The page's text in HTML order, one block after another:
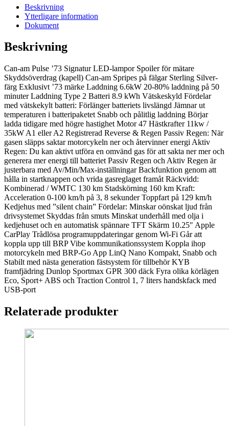
Beskrivning
Ytterligare information
Dokument
Beskrivning
Can-am Pulse ’73 Signatur LED-lampor Spoiler för mätare
Skyddsöverdrag (kapell) Can-am Spripes på fälgar Sterling Silver-
färg Exklusivt ’73 märke Laddning 6.6kW 20-80% laddning på 50
minuter Laddning Type 2 Batteri 8.9 kWh Vätskeskyld Fördelar
med vätskekylt batteri: Förlänger batteriets livslängd Jämnar ut
temperaturen i batteripaketet Snabb och pålitlig laddning Börjar
ladda tidigare med högre hastighet Motor 47 Hästkrafter 11kw /
35kW A1 eller A2 Registrerad Reverse & Regen Passiv Regen: När
gasen släpps saktar motorcykeln ner och återvinner energi Aktiv
Regen: Du kan aktivt utföra en omvänd gas för att sakta ner mer och
generera mer energi till batteriet Passiv Regen och Aktiv Regen är
justerbara med Av/Min/Max-inställningar Backfunktion genom att
hålla in startknappen och vrida gasreglaget framåt Räckvidd:
Kombinerad / WMTC 130 km Stadskörning 160 km Kraft:
Acceleration 0-100 km/h på 3, 8 sekunder Toppfart på 129 km/h
Kedjehus med ”silent chain” Fördelar: Minskar oönskat ljud från
drivsystemet Skyddas från smuts Minskat underhåll med olja i
kedjehuset och en automatisk spännare TFT Skärm 10.25″ Apple
CarPlay Trådlösa programuppdateringar genom Wi-Fi Går att
koppla upp till BRP Vibe kommunikationssystem Koppla ihop
motorcykeln med BRP-Go App LinQ Nano Kompakt, Snabb och
Stabilt med nästa generation fästsystem för tillbehör KYB
framfjädring Dunlop Sportmax GPR 300 däck Fyra olika körlägen
Eco, Sport+ ABS och Traction Control 1, 7 liters handskfack med
USB-port
Relaterade produkter